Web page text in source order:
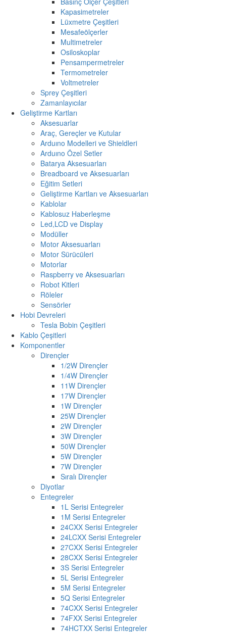
Kapasimetreler
Lüxmetre Çeşitleri
Mesafeölçerler
Multimetreler
Osiloskoplar
Pensampermetreler
Termometreler
Voltmetreler
Sprey Çeşitleri
Zamanlayıcılar
Geliştirme Kartları
Aksesuarlar
Araç, Gereçler ve Kutular
Arduıno Modelleri ve Shieldleri
Arduıno Özel Setler
Batarya Aksesuarları
Breadboard ve Aksesuarları
Eğitim Setleri
Geliştirme Kartları ve Aksesuarları
Kablolar
Kablosuz Haberleşme
Led,LCD ve Display
Modüller
Motor Aksesuarları
Motor Sürücüleri
Motorlar
Raspberry ve Aksesuarları
Robot Kitleri
Röleler
Sensörler
Hobi Devreleri
Tesla Bobin Çeşitleri
Kablo Çeşitleri
Komponentler
Dirençler
1/2W Dirençler
1/4W Dirençler
11W Dirençler
17W Dirençler
1W Dirençler
25W Dirençler
2W Dirençler
3W Dirençler
50W Dirençler
5W Dirençler
7W Dirençler
Sıralı Dirençler
Diyotlar
Entegreler
1L Serisi Entegreler
1M Serisi Entegreler
24CXX Serisi Entegreler
24LCXX Serisi Entegreler
27CXX Serisi Entegreler
28CXX Serisi Entegreler
3S Serisi Entegreler
5L Serisi Entegreler
5M Serisi Entegreler
5Q Serisi Entegreler
74CXX Serisi Entegreler
74FXX Serisi Entegreler
74HCTXX Serisi Entegreler